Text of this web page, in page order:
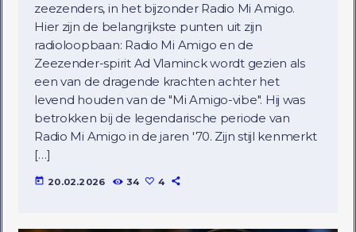
zeezenders, in het bijzonder Radio Mi Amigo.
Hier zijn de belangrijkste punten uit zijn
radioloopbaan: Radio Mi Amigo en de
Zeezender-spirit Ad Vlaminck wordt gezien als
een van de dragende krachten achter het
levend houden van de "Mi Amigo-vibe". Hij was
betrokken bij de legendarische periode van
Radio Mi Amigo in de jaren '70. Zijn stijl kenmerkt
[…]
today 20.02.2026 34 4